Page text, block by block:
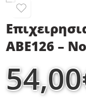
ABE126 –
54,00